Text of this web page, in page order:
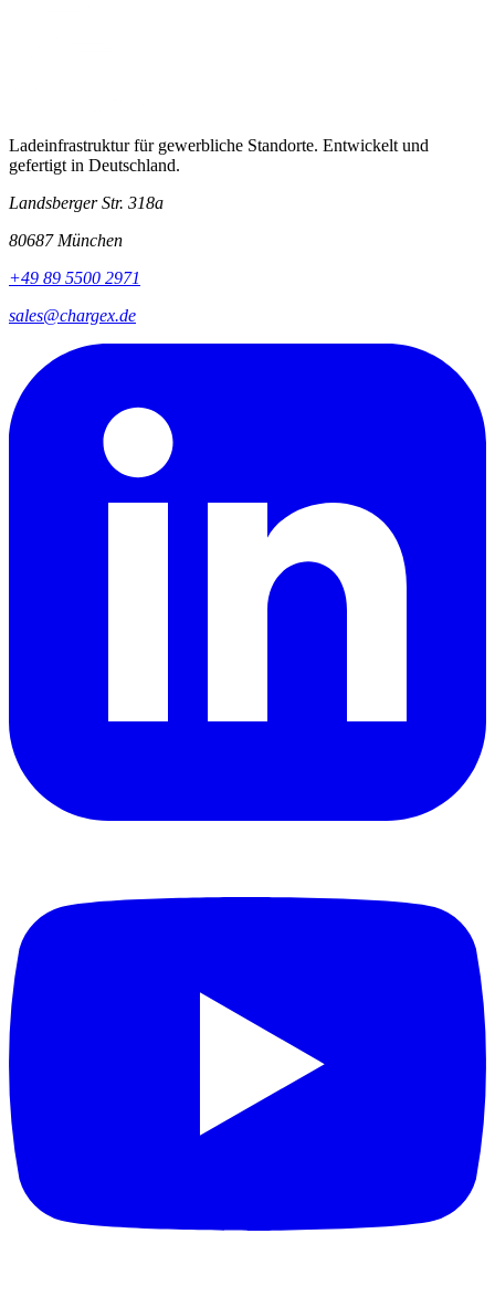
Ladeinfrastruktur für gewerbliche Standorte. Entwickelt und
gefertigt in Deutschland.
Landsberger Str. 318a
80687 München
+49 89 5500 2971
sales@chargex.de